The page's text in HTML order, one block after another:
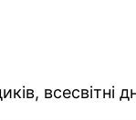
всесвітні